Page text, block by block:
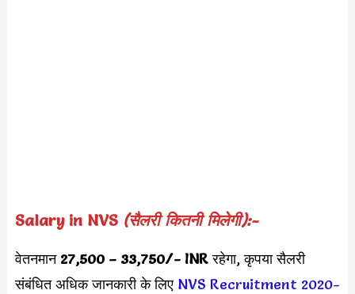
Salary in NVS (सैलरी कितनी मिलेगी):-
वेतनमान27,500 – 33,750/- INRरहेगा, कृपया सैलरी
संबंधित अधिक जानकारी के लिए NVS Recruitment 2020-